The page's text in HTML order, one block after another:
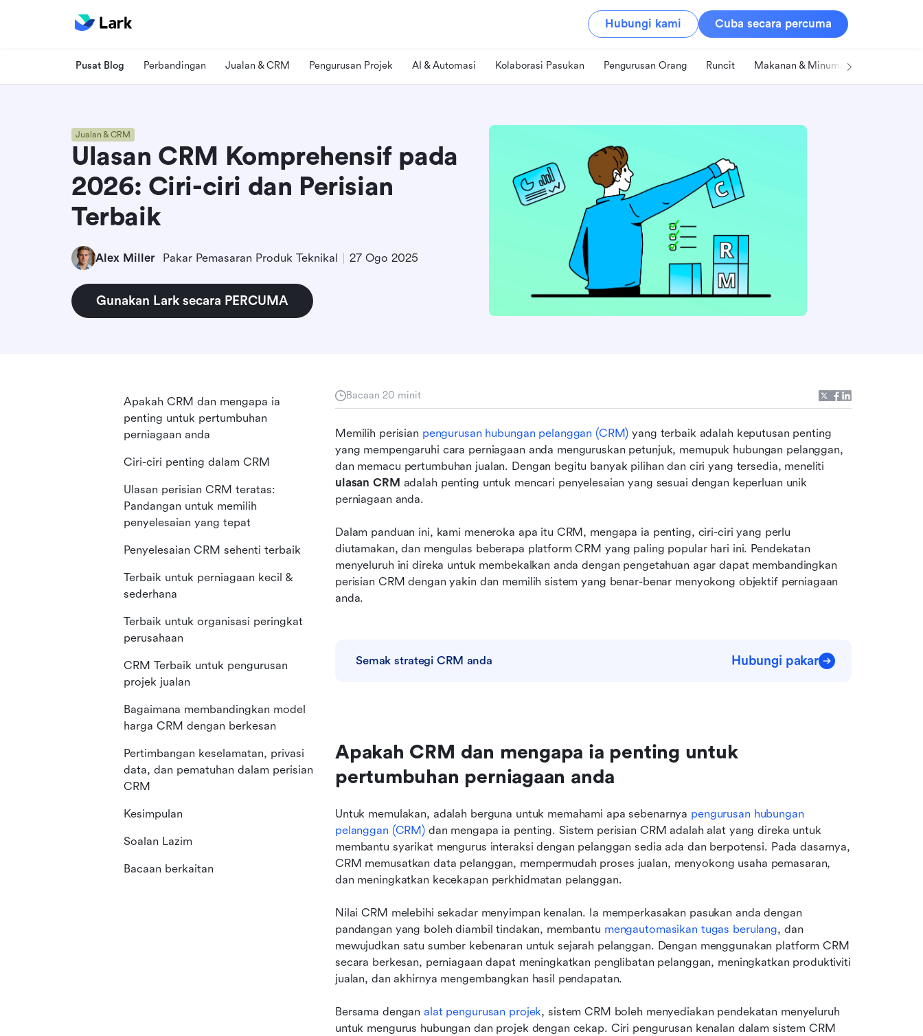
Hubungi kami Cuba secara percuma
Pusat Blog Perbandingan Jualan & CRM Pengurusan Projek AI & Automasi Kolaborasi Pasukan Pengurusan Orang Runcit Makanan & Minuman
Jualan & CRM
Ulasan CRM Komprehensif pada
2026: Ciri-ciri dan Perisian
Terbaik
Alex Miller Pakar Pemasaran Produk Teknikal 27 Ogo 2025
Gunakan Lark secara PERCUMA
Bacaan 20 minit
Memilih perisian pengurusan hubungan pelanggan (CRM) yang terbaik adalah keputusan penting
yang mempengaruhi cara perniagaan anda menguruskan petunjuk, memupuk hubungan pelanggan,
ulasan CRM adalah penting untuk mencari penyelesaian yang sesuai dengan keperluan unik
perniagaan anda.
Dalam panduan ini, kami meneroka apa itu CRM, mengapa ia penting, ciri-ciri yang perlu
diutamakan, dan mengulas beberapa platform CRM yang paling popular hari ini. Pendekatan
menyeluruh ini direka untuk membekalkan anda dengan pengetahuan agar dapat membandingkan
perisian CRM dengan yakin dan memilih sistem yang benar-benar menyokong objektif perniagaan
anda.
Semak strategi CRM anda Hubungi pakar
Apakah CRM dan mengapa ia penting untuk
pertumbuhan perniagaan anda
Untuk memulakan, adalah berguna untuk memahami apa sebenarnya pengurusan hubungan
pelanggan (CRM) dan mengapa ia penting. Sistem perisian CRM adalah alat yang direka untuk
membantu syarikat mengurus interaksi dengan pelanggan sedia ada dan berpotensi. Pada dasarnya,
CRM memusatkan data pelanggan, mempermudah proses jualan, menyokong usaha pemasaran,
dan meningkatkan kecekapan perkhidmatan pelanggan.
Nilai CRM melebihi sekadar menyimpan kenalan. Ia memperkasakan pasukan anda dengan
pandangan yang boleh diambil tindakan, membantu mengautomasikan tugas berulang, dan
mewujudkan satu sumber kebenaran untuk sejarah pelanggan. Dengan menggunakan platform CRM
secara berkesan, perniagaan dapat meningkatkan penglibatan pelanggan, meningkatkan produktiviti
jualan, dan akhirnya mengembangkan hasil pendapatan.
Bersama dengan alat pengurusan projek, sistem CRM boleh menyediakan pendekatan menyeluruh
untuk mengurus hubungan dan projek dengan cekap. Ciri pengurusan kenalan dalam sistem CRM
Apakah CRM dan mengapa ia
penting untuk pertumbuhan
perniagaan anda
Ciri-ciri penting dalam CRM
Ulasan perisian CRM teratas:
Pandangan untuk memilih
penyelesaian yang tepat
Penyelesaian CRM sehenti terbaik
Terbaik untuk perniagaan kecil &
sederhana
Terbaik untuk organisasi peringkat
perusahaan
CRM Terbaik untuk pengurusan
projek jualan
Bagaimana membandingkan model
harga CRM dengan berkesan
Pertimbangan keselamatan, privasi
data, dan pematuhan dalam perisian
CRM
Kesimpulan
Soalan Lazim
Bacaan berkaitan